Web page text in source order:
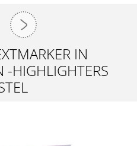
IN
-HIGHLIGHTERS